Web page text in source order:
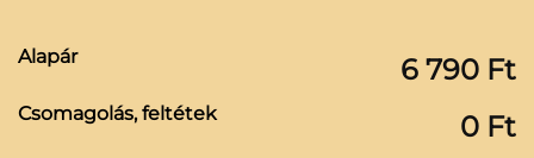
Alapár 6 790 Ft
Csomagolás, feltétek 0 Ft